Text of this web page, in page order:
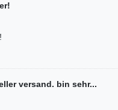
versand. bin sehr...